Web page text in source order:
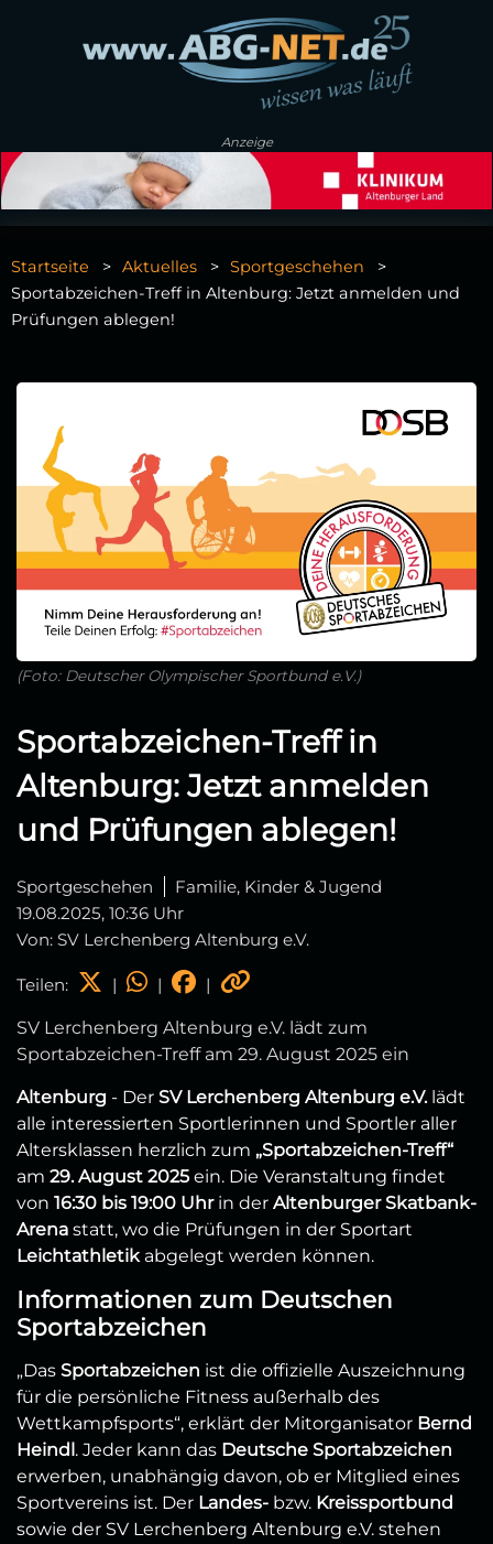
Anzeige
Startseite Aktuelles
Sportgeschehen
Sportabzeichen-Treff in Altenburg: Jetzt anmelden und
Prüfungen ablegen!
(Foto: Deutscher Olympischer Sportbund e.V.)
Sportabzeichen-Treff in
Altenburg: Jetzt anmelden
und Prüfungen ablegen!
Sportgeschehen
Familie, Kinder & Jugend
19.08.2025, 10:36 Uhr
Von: SV Lerchenberg Altenburg e.V.
Teilen: | | |
SV Lerchenberg Altenburg e.V. lädt zum
Sportabzeichen-Treff am 29. August 2025 ein
Altenburg - Der SV Lerchenberg Altenburg e.V.lädt
alle interessierten Sportlerinnen und Sportler aller
Altersklassen herzlich zum „Sportabzeichen-Treff“
am 29. August 2025 ein. Die Veranstaltung findet
von 16:30 bis 19:00 Uhrin der Altenburger Skatbank-
Arena statt, wo die Prüfungen in der Sportart
Leichtathletikabgelegt werden können.
Informationen zum Deutschen
Sportabzeichen
„Das Sportabzeichen ist die offizielle Auszeichnung
für die persönliche Fitness außerhalb des
Wettkampfsports“, erklärt der Mitorganisator Bernd
Heindl . Jeder kann das Deutsche Sportabzeichen
erwerben, unabhängig davon, ob er Mitglied eines
Sportvereins ist. Der Landes- bzw. Kreissportbund
sowie der SV Lerchenberg Altenburg e.V. stehen